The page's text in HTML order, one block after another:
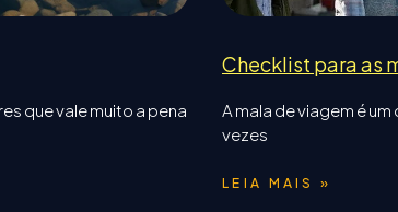
que vale muito a pena
Checklist para as
A mala de viagem é
vezes
LEIA MAIS »